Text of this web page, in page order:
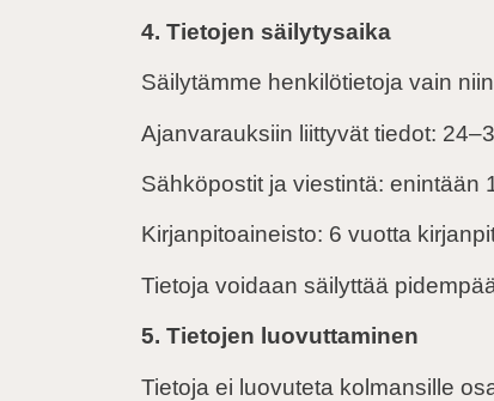
4. Tietojen säilytysaika
Säilytämme henkilötietoja vain
Ajanvarauksiin liittyvät tiedot:
Sähköpostit ja viestintä: enintään
Kirjanpitoaineisto: 6 vuotta
Tietoja voidaan säilyttää
5. Tietojen luovuttaminen
Tietoja ei luovuteta kolmansille